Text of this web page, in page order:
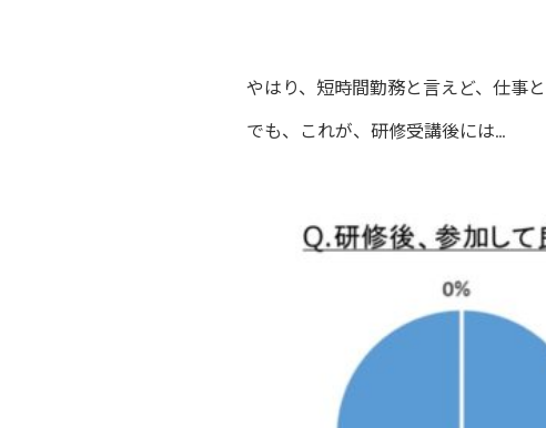
やはり、短時間勤務と言えど、仕事
でも、これが、研修受講後には…